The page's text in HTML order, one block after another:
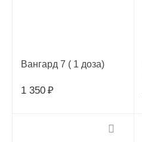
Вангард 7 ( 1 доза)
1 350 ₽